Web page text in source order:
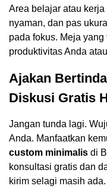
Area belajar atau
nyaman, dan pas
pada fokus. Meja
produktivitas Anda
Ajakan
Diskusi Gratis
Jangan tunda lagi.
Anda. Manfaatkan
custom minimalis di
konsultasi gratis dan
kirim selagi masih ada.